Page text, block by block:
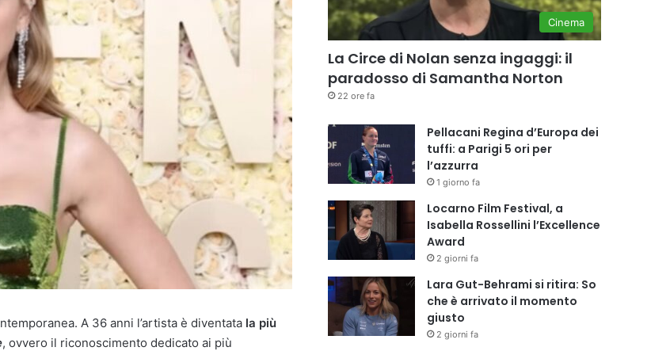
A 36 anni l’artista è diventata la più
, ovvero il riconoscimento dedicato ai più
Cinema
La Circe di Nolan senza ingaggi: il
paradosso di Samantha Norton
22 ore fa
Pellacani Regina d’Europa dei
tuffi: a Parigi 5 ori per
l’azzurra
1 giorno fa
Locarno Film Festival, a
Isabella Rossellini l’Excellence
Award
2 giorni fa
Lara Gut-Behrami si ritira: So
che è arrivato il momento
giusto
2 giorni fa